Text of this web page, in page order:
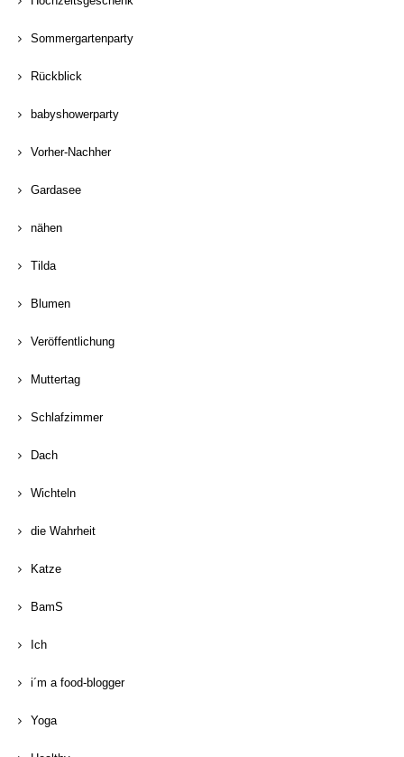
Sommergartenparty
Rückblick
babyshowerparty
Vorher-Nachher
Gardasee
nähen
Tilda
Blumen
Veröffentlichung
Muttertag
Schlafzimmer
Dach
Wichteln
die Wahrheit
Katze
BamS
Ich
i´m a food-blogger
Yoga